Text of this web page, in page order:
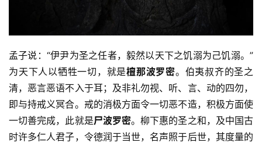
孟子说：“伊尹为圣之任者，毅然以天下之饥溺为己饥溺。”
为天下人以牺牲一切，就是檀那波罗密。伯夷叔齐的圣之
清，恶言恶语不入于耳；及非礼勿视、听、言、动的四勿，
即与持戒义冥合。戒的消极方面令一切恶不造，积极方面使
一切善完成，此就是尸波罗密。柳下惠的圣之和，及中国古
时许多仁人君子，令德润于当世，名声照于后世，其度量的